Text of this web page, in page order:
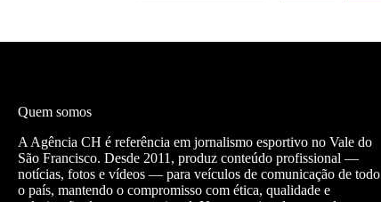
Quem somos
A Agência CH é referência em jornalismo esportivo no Vale do
São Francisco. Desde 2011, produz conteúdo profissional —
notícias, fotos e vídeos — para veículos de comunicação de todo
o país, mantendo o compromisso com ética, qualidade e